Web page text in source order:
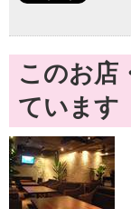
このお店
ています